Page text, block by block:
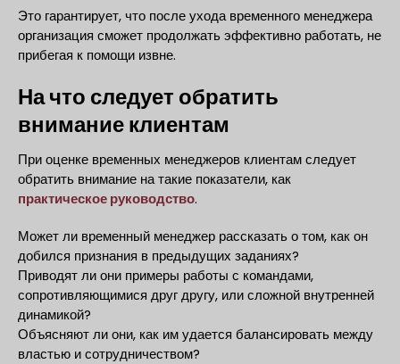
Это гарантирует, что после ухода временного менеджера
организация сможет продолжать эффективно работать, не
прибегая к помощи извне.
На что следует обратить
внимание клиентам
При оценке временных менеджеров клиентам следует
обратить внимание на такие показатели, как
практическое руководство.
Может ли временный менеджер рассказать о том, как он
добился признания в предыдущих заданиях?
Приводят ли они примеры работы с командами,
сопротивляющимися друг другу, или сложной внутренней
динамикой?
Объясняют ли они, как им удается балансировать между
властью и сотрудничеством?